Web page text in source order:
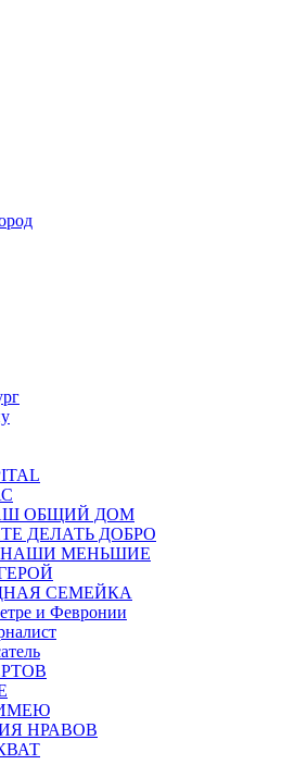
ОБЩИЙ ДОМ
ДЕЛАТЬ ДОБРО
НАШИ МЕНЬШИЕ
СЕМЕЙКА
и Февронии
НРАВОВ